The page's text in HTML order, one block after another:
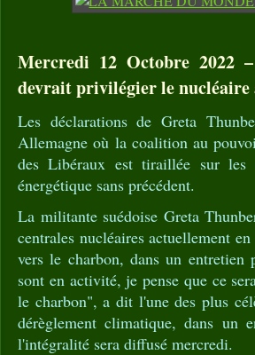
Mercredi 12 Octobre 2022
devrait privilégier le nucléaire
Les déclarations de Greta
Allemagne où la coalition au
des Libéraux est tiraillée sur
énergétique sans précédent.
La militante suédoise Greta
centrales nucléaires actuellement
vers le charbon, dans un
sont en activité, je pense que ce
le charbon", a dit l'une des plus
dérèglement climatique, dans
l'intégralité sera diffusé mercredi.